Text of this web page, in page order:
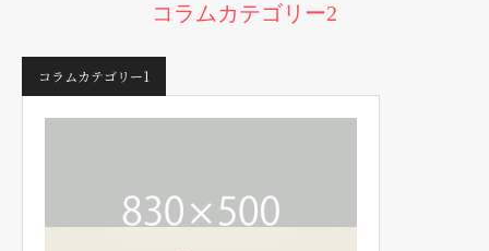
コラムカテゴリー2
コラムカテゴリー1